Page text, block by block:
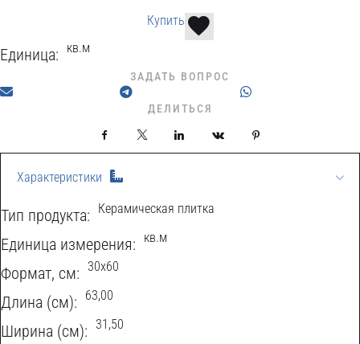
Характеристики
Тип продукта: Керамическая плитка
Eдиница измерения: кв.м
Формат, см: 30х60
Длина (см): 63,00
Ширина (см): 31,50
Купить
Единица: кв.м
ЗАДАТЬ ВОПРОС
ДЕЛИТЬСЯ
Facebook LinkedIn VKontakte